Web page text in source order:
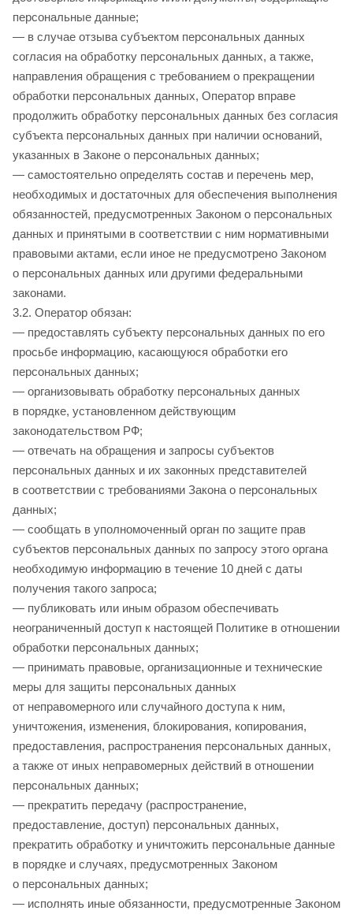
персональные данные;
— в случае отзыва субъектом персональных данных
согласия на обработку персональных данных, а также,
направления обращения с требованием о прекращении
обработки персональных данных, Оператор вправе
продолжить обработку персональных данных без согласия
субъекта персональных данных при наличии оснований,
указанных в Законе о персональных данных;
— самостоятельно определять состав и перечень мер,
необходимых и достаточных для обеспечения выполнения
обязанностей, предусмотренных Законом о персональных
данных и принятыми в соответствии с ним нормативными
правовыми актами, если иное не предусмотрено Законом
о персональных данных или другими федеральными
законами.
3.2. Оператор обязан:
— предоставлять субъекту персональных данных по его
просьбе информацию, касающуюся обработки его
персональных данных;
— организовывать обработку персональных данных
в порядке, установленном действующим
законодательством РФ;
— отвечать на обращения и запросы субъектов
персональных данных и их законных представителей
в соответствии с требованиями Закона о персональных
данных;
— сообщать в уполномоченный орган по защите прав
субъектов персональных данных по запросу этого органа
необходимую информацию в течение 10 дней с даты
получения такого запроса;
— публиковать или иным образом обеспечивать
неограниченный доступ к настоящей Политике в отношении
обработки персональных данных;
— принимать правовые, организационные и технические
меры для защиты персональных данных
от неправомерного или случайного доступа к ним,
уничтожения, изменения, блокирования, копирования,
предоставления, распространения персональных данных,
а также от иных неправомерных действий в отношении
персональных данных;
— прекратить передачу (распространение,
предоставление, доступ) персональных данных,
прекратить обработку и уничтожить персональные данные
в порядке и случаях, предусмотренных Законом
о персональных данных;
— исполнять иные обязанности, предусмотренные Законом